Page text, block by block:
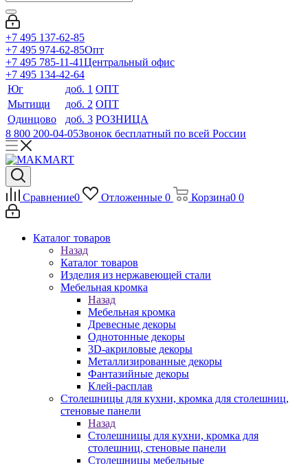
+7 495 137-62-85
+7 495 974-62-85Опт
+7 495 785-11-41Центральный офис
+7 495 134-42-64
Юг
доб. 1 ОПТ
Мытищи
доб. 2 ОПТ
Одинцово
доб. 3 РОЗНИЦА
8 800 200-04-05Звонок бесплатный по всей России
Сравнение0 Отложенные 0 Корзина0 0
Каталог товаров
Назад
Каталог товаров
Изделия из нержавеющей стали
Мебельная кромка
Назад
Мебельная кромка
Древесные декоры
Однотонные декоры
3D-акриловые декоры
Металлизированные декоры
Фантазийные декоры
Клей-расплав
Столешницы для кухни, кромка для столешниц,
стеновые панели
Назад
Столешницы для кухни, кромка для
столешниц, стеновые панели
Столешницы мебельные